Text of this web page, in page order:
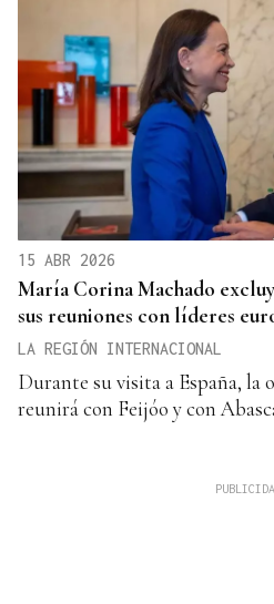
15 ABR 2026
María Corina Machado
sus reuniones con líderes
LA REGIÓN INTERNACIONAL
Durante su visita a España, la
reunirá con Feijóo y con